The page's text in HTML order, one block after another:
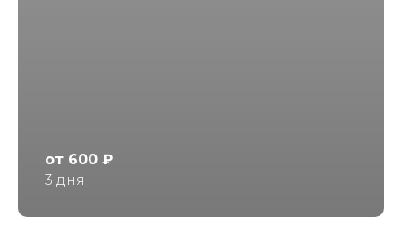
от 600 ₽
3 дня